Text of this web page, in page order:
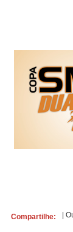
Compartilhe: